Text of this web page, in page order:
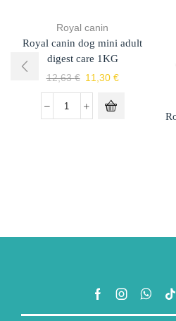
Royal canin
Royal canin dog mini adult
digest care 1KG
12,63€ 11,30 €